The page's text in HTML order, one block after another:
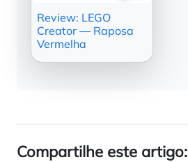
Review: LEGO
Creator — Raposa
Vermelha
Compartilhe este artigo: